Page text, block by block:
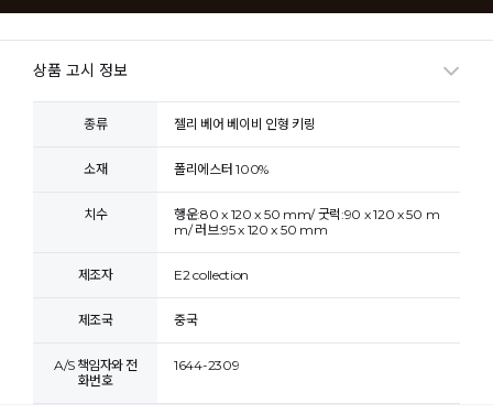
상품 고시 정보
종류 젤리 베어 베이비 인형 키링
소재 폴리에스터 100%
치수
행운:80 x 120 x 50 mm/ 굿럭:90 x 120 x 50 m
m/ 러브:95 x 120 x 50 mm
제조자 E2 collection
제조국 중국
A/S 책임자와 전
화번호
1644-2309